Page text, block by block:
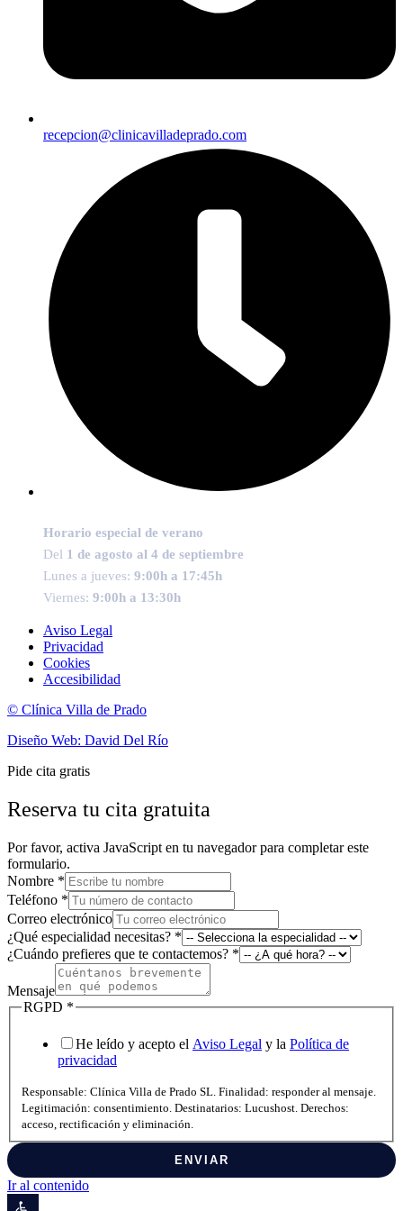
recepcion@clinicavilladeprado.com
Horario especial de verano
Del 1 de agosto al 4 de septiembre
Lunes a jueves: 9:00h a 17:45h
Viernes: 9:00h a 13:30h
Aviso Legal
Privacidad
Cookies
Accesibilidad
© Clínica Villa de Prado
Diseño Web: David Del Río
Pide cita gratis
Reserva tu cita gratuita
Por favor, activa JavaScript en tu navegador para completar este
formulario.
Nombre *
Teléfono *
Correo electrónico
¿Qué especialidad necesitas? *
Correo
necesitas?
especialidad
¿Cuándo prefieres que te contactemos? *
Mensaje
RGPD *
He leído y acepto el Aviso Legal y la Política de
privacidad
Responsable: Clínica Villa de Prado SL. Finalidad: responder al mensaje.
Legitimación: consentimiento. Destinatarios: Lucushost. Derechos:
acceso, rectificación y eliminación.
ENVIAR
Ir al contenido